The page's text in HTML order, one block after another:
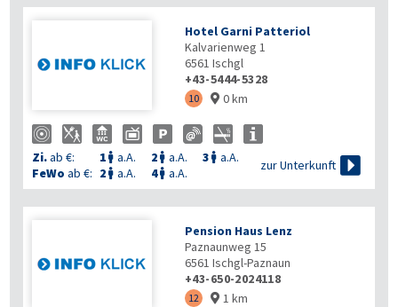
Hotel Garni Patteriol
Kalvarienweg 1
6561 Ischgl
+43-5444-5328
10  0 km
Zi.ab €: 1  a.A. 2  a.A. 3  a.A.
FeWo ab €: 2  a.A. 4 a.A.
zur Unterkunft 
Pension Haus Lenz
Paznaunweg 15
6561 Ischgl-Paznaun
+43-650-2024118
12  1 km